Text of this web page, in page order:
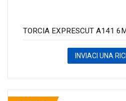
TORCIA EXPRESCUT A141
INVIACI UNA